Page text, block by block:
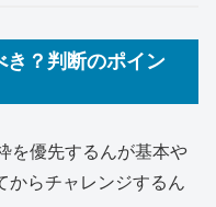
？判断のポイン
を優先するんが基本や
からチャレンジするん